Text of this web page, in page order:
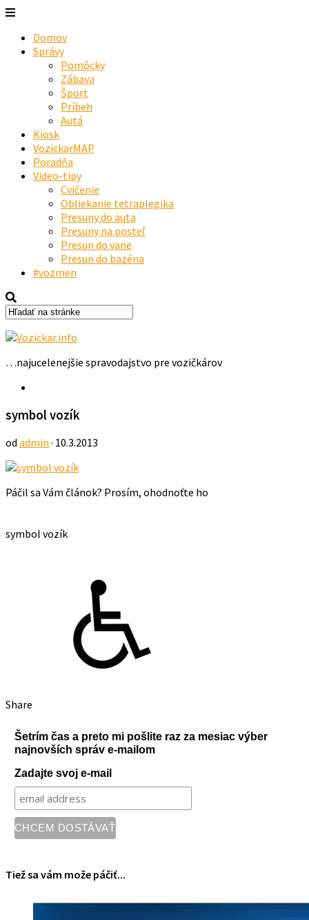
Domov
Správy
Pomôcky
Zábava
Šport
Príbeh
Autá
Kiosk
VozickarMAP
Poradňa
Video-tipy
Cvičenie
Obliekanie tetraplegika
Presuny do auta
Presuny na posteľ
Presun do vane
Presun do bazéna
#vozmen
…najucelenejšie spravodajstvo pre vozičkárov
symbol vozík
od admin · 10.3.2013
Páčil sa Vám článok? Prosím, ohodnoťte ho
symbol vozík
Share
Šetrím čas a preto mi pošlite raz za mesiac výber
najnovších správ e-mailom
Zadajte svoj e-mail
Tiež sa vám može páčiť...